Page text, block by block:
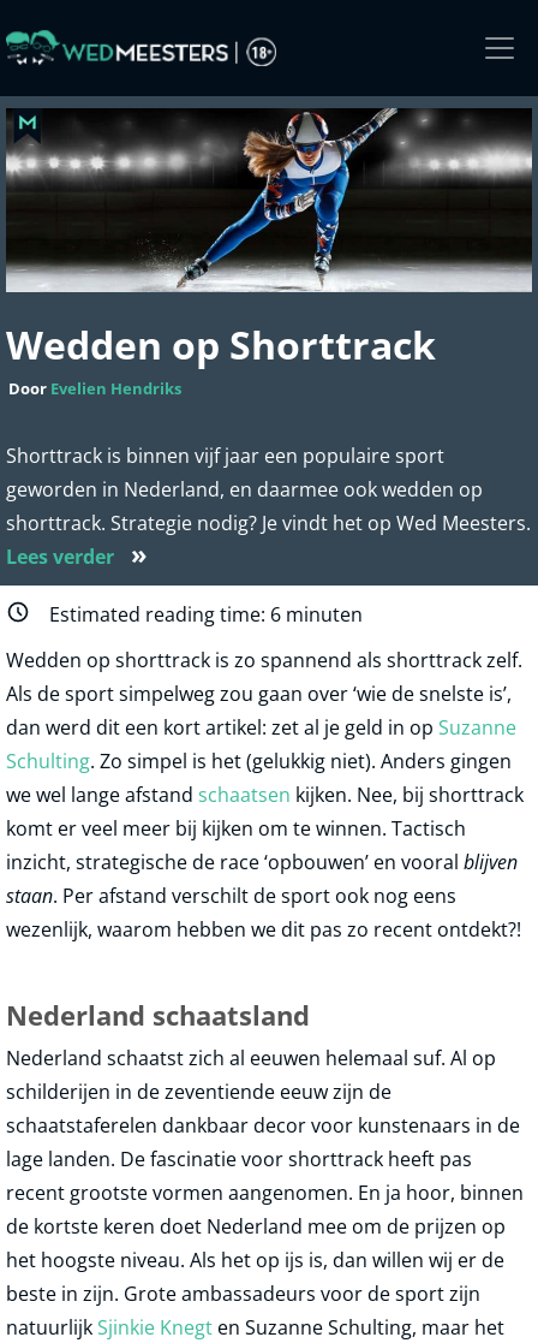
to
content
Wedden op Shorttrack
Door Evelien Hendriks
Shorttrack is binnen vijf jaar een populaire sport
geworden in Nederland, en daarmee ook wedden op
shorttrack. Strategie nodig? Je vindt het op Wed Meesters.
Lees verder
»
Estimated reading time: 6 minuten
Wedden op shorttrack is zo spannend als shorttrack zelf.
Als de sport simpelweg zou gaan over ‘wie de snelste is’,
dan werd dit een kort artikel: zet al je geld in op Suzanne
Schulting. Zo simpel is het (gelukkig niet). Anders gingen
we wel lange afstand schaatsen kijken. Nee, bij shorttrack
komt er veel meer bij kijken om te winnen. Tactisch
inzicht, strategische de race ‘opbouwen’ en vooral blijven
staan. Per afstand verschilt de sport ook nog eens
wezenlijk, waarom hebben we dit pas zo recent ontdekt?!
Nederland schaatsland
Nederland schaatst zich al eeuwen helemaal suf. Al op
schilderijen in de zeventiende eeuw zijn de
schaatstaferelen dankbaar decor voor kunstenaars in de
lage landen. De fascinatie voor shorttrack heeft pas
recent grootste vormen aangenomen. En ja hoor, binnen
de kortste keren doet Nederland mee om de prijzen op
het hoogste niveau. Als het op ijs is, dan willen wij er de
beste in zijn. Grote ambassadeurs voor de sport zijn
natuurlijkSjinkie Knegt en Suzanne Schulting, maar het